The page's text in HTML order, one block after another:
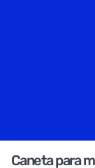
Caneta para